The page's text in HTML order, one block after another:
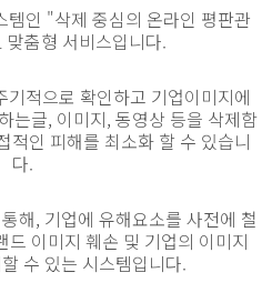
템인 "삭제 중심의 온라인 평판관
춤형 서비스입니다.
적으로 확인하고 기업이미지에
는글, 이미지, 동영상 등을 삭제함
적인 피해를 최소화 할 수 있습니
다.
해, 기업에 유해요소를 사전에 철
이미지 훼손 및 기업의 이미지
수 있는 시스템입니다.